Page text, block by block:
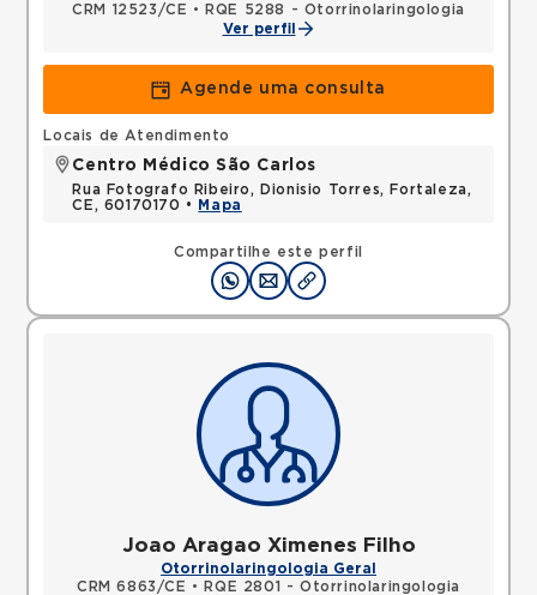
CRM 12523/CE •
RQE 5288 - Otorrinolaringologia
Ver perfil
Agende uma consulta
Compartilhe este perfil
Locais de Atendimento
Centro Médico São Carlos
Rua Fotografo Ribeiro, Dionisio Torres, Fortaleza,
CE, 60170170 •
Mapa
Joao Aragao Ximenes Filho
Otorrinolaringologia Geral
CRM 6863/CE •
RQE 2801 - Otorrinolaringologia